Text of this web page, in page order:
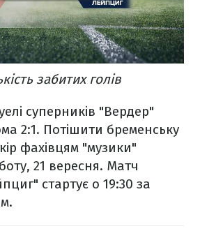
забитих голів
суперників "Вердер"
2:1. Потішити бременську
фахівцям "музики"
21 вересня. Матч
стартує о 19:30 за